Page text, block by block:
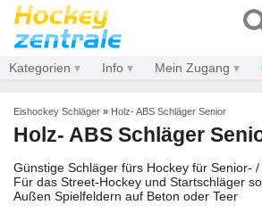
Kategorien Info Mein Zugang
Eishockey Schläger » Holz- ABS Schläger Senior
Holz- ABS Schläger
Günstige Schläger fürs Hockey für Senior-
Für das Street-Hockey und Startschläger
Außen Spielfeldern auf Beton oder Teer